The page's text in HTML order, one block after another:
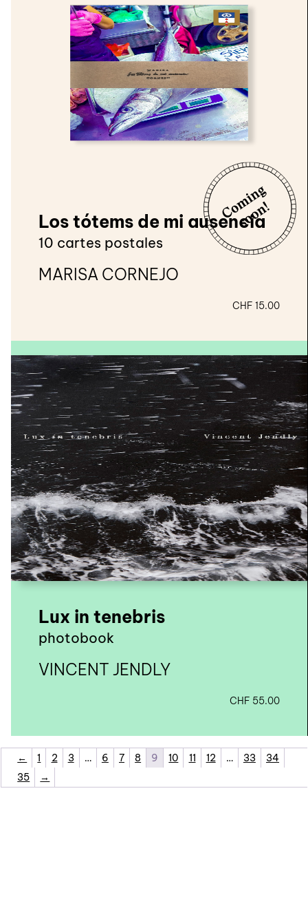
Los tótems de mi ausencia
10 cartes postales
MARISA CORNEJO
CHF 15.00
Lux in tenebris
photobook
VINCENT JENDLY
CHF 55.00
← 1 2 3 … 6 7 8 9 10 11 12 … 33
34
35
→